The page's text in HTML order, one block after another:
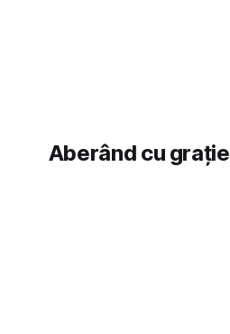
Aberând cu grație